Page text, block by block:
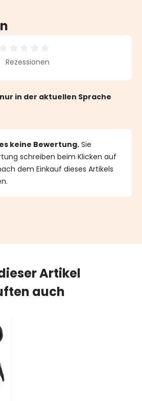
Bewertung von 0 von 5 Sternen
Rezessionen
in der aktuellen Sprache
keine Bewertung. Sie
schreiben beim Klicken auf
dem Einkauf dieses Artikels
Artikel
auch